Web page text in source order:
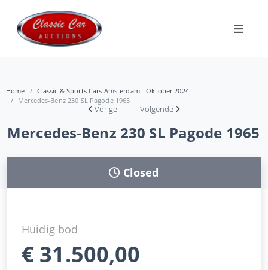
Home
Classic & Sports Cars Amsterdam - Oktober 2024
Mercedes-Benz 230 SL Pagode 1965
Vorige Volgende
Mercedes-Benz 230 SL Pagode 1965
Closed
Huidig bod
€ 31.500,00